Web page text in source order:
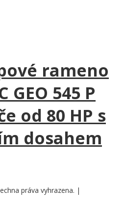
rameno
GEO 545 P
od 80 HP s
dosahem
práva vyhrazena. |